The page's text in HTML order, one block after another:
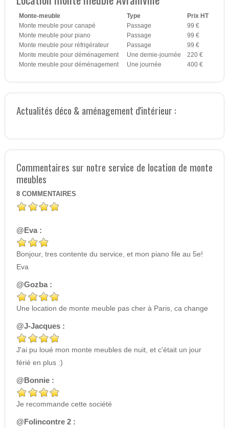
Monte-meuble Type
Prix HT
Monte meuble pour canapé
Passage
99 €
Monte meuble pour piano
Passage
99 €
Monte meuble pour réfrigérateur
Passage
99 €
Monte meuble pour déménagement
Une demie-journée
220 €
Monte meuble pour déménagement
Une journée 400 €
Actualités déco & aménagement d'intérieur :
Commentaires sur notre service de location de monte
meubles
8 COMMENTAIRES
@Eva :
Bonjour, tres contente du service, et mon piano file au 5e!
Eva
@Gozba :
Une location de monte meuble pas cher à Paris, ca change
@J-Jacques :
J'ai pu loué mon monte meubles de nuit, et c'était un jour
férié en plus :)
@Bonnie :
Je recommande cette société
@Folincontre 2 :